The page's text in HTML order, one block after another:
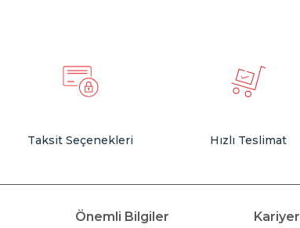
Taksit Seçenekleri Hızlı Teslimat
Önemli Bilgiler Kariyer